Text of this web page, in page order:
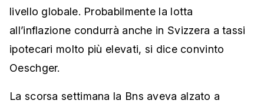
livello globale. Probabilmente la lotta
all’inflazione condurrà anche in Svizzera a tassi
ipotecari molto più elevati, si dice convinto
Oeschger.
La scorsa settimana la Bns aveva alzato a